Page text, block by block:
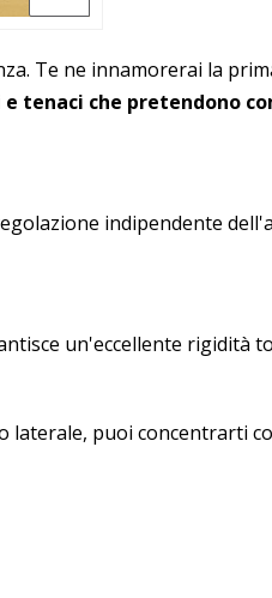
Te ne innamorerai la
tenaci che pretendono
indipendente
un'eccellente
puoi concentrarti